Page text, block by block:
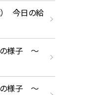
今日の給
様子 ～
様子 ～